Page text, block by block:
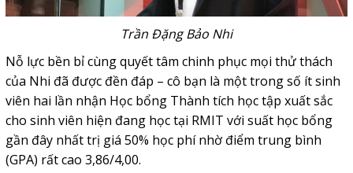
Trần Đặng Bảo Nhi
Nỗ lực bền bỉ cùng quyết tâm chinh phục mọi thử thách
của Nhi đã được đền đáp – cô bạn là một trong số ít sinh
viên hai lần nhận Học bổng Thành tích học tập xuất sắc
cho sinh viên hiện đang học tại RMIT với suất học bổng
gần đây nhất trị giá 50% học phí nhờ điểm trung bình
(GPA) rất cao 3,86/4,00.